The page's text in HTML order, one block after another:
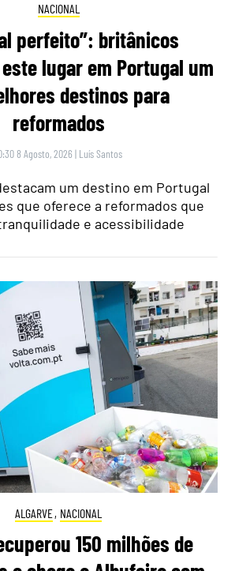
NACIONAL
perfeito”: britânicos
lugar em Portugal um
destinos para
reformados
8 Agosto, 2026 | Luís Santos
um destino em Portugal
que oferece a reformados que
e acessibilidade
ALGARVE, NACIONAL
150 milhões de